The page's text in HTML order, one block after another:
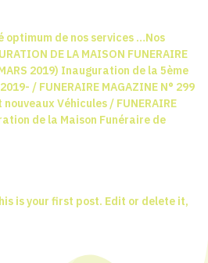
optimum de nos services …Nos
DE LA MAISON FUNERAIRE
2019) Inauguration de la 5ème
/ FUNERAIRE MAGAZINE N° 299
Véhicules / FUNERAIRE
de la Maison Funéraire de
is your first post. Edit or delete it,